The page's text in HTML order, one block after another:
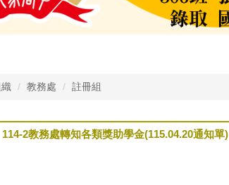
教務處 註冊組
114-2教務處轉知各類獎助學金(115.04.20通知單)